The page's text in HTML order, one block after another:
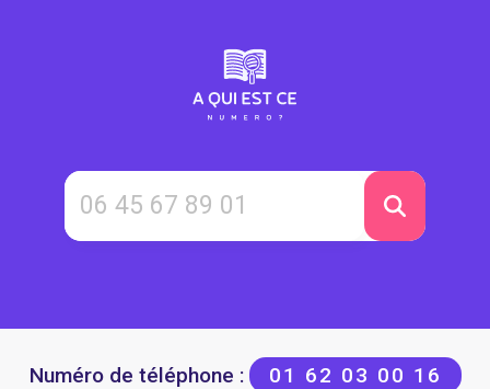
Numéro de téléphone : 01 62 03 00 16